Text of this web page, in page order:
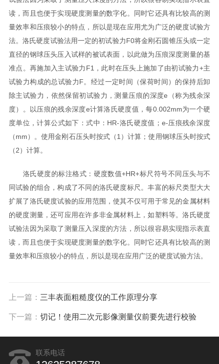
读，而且也便于实现硬度测量的数字化。同时它还具有比较高的测
量效率和压痕较小的特点，所以是现在应用尤为广泛的硬度试验方
法。洛氏硬度试验法用一定的初试验力F0将金刚石圆锥压头或一定
直径的钢球压头压入试样的被试表面，以此做为压痕深度测量的基
准点。再施加入主试验力F1，此时在压头上施加了由初试验力+主
试验力构成的总试验力F。经过一定时间（保荷时间）的保持后卸
除主试验力，依然保留初试验力，测量压痕的深度e（称为残余深
度）。以压痕的残余深度e计算洛氏硬度值，每0.002mm为一个硬
度单位，计算公式如下：式中：HR-洛氏硬度值；e-压痕残余深度
（mm）。使用金刚石压头时按式（1）计算；使用钢球压头时按式
（2）计算。
洛氏硬度的标注格式：硬度数值+HR+标尺符号不同压头与不
同试验的组合，构成了不同的洛氏硬度标尺。丰富的标尺类型大大
扩展了洛氏硬度试验的应用范围，使其不仅可用于常见的金属材料
的硬度测量，还可应用在许多非金属材料上，如塑料等。洛氏硬度
试验法因为采取了测量压入深度的方法，所以很容易实现指示表直
读，而且也便于实现硬度测量的数字化。同时它还具有比较高的测
量效率和压痕较小的特点，所以是现在应用广泛的硬度试验方法。
上一篇： 三丰表面粗糙度仪的工作原理分享
下一篇： 切记！使用二次元影像测量仪前要先进行校验
联系电话